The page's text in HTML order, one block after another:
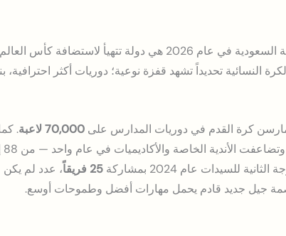
لا يمكن قراءة هذا المعسكر بمعزل عن السياق الأوسع. فالمملكة العربية السعودية في عام 2026 هي دولة تتهيأ لاستضافة كأس العالم
النسائية تحديداً تشهد قفزة نوعية؛ دوريات أكثر احترافية،
كرة القدم في دوريات المدارس على 70,000 لاعبة
.
للسيدات عام 2024 بمشاركة 25 فريقاً
، عدد لم يكن
جيل جديد قادم يحمل مهارات أفضل وطموحات أوسع.